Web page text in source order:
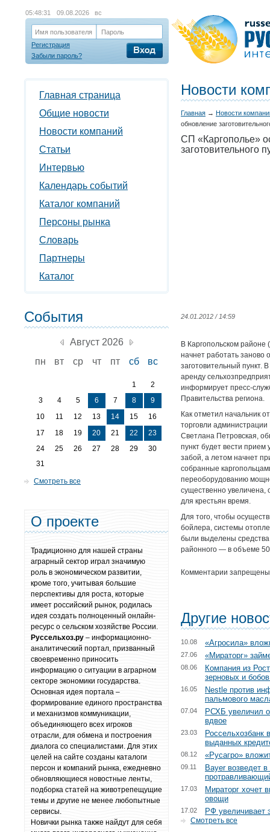
05:48:31 09.08.2026 вс
Имя пользователя
Пароль
Регистрация
Забыли пароль?
Новости
Главная → Новости
обновление
СП «Каргополье»
заготовительного
24.01.2012 / 14:59
В Каргопольском районе
начнет работать заново
заготовительный пункт.
аренду
информирует пресс-
Правительства региона.
Как отметил начальник
торговли администрации
Светлана Петровская,
пункт будет вести прием
забой, а летом начнет
собранные
переоборудованию
существенно увеличена,
для крестьян время.
Для того, чтобы
бойлера, системы
были выделены
районного — в объеме
Комментарии
Другие
«Агросила»
10.08
«Мираторг»
27.06
Компания из
зерновых и
08.06
Nestle против
пальмового
16.05
РСХБ увеличил
вдвое
07.04
Россельхозбанк
выданных
23.03
«Русагро»
08.12
Bayer возведет
09.11
Мираторг хочет
овощи
17.03
РФ увеличивает
17.02
Смотреть все
Главная страница
Общие новости
Новости компаний
Статьи
Интервью
Календарь событий
Каталог компаний
Персоны рынка
Словарь
Партнеры
Каталог
События
Август 2026
пн
вт ср чт пт сб вс
1
2
3
4 5 6 7 8
9
10
11 12 13 14 15
16
17
18 19 20 21 22
23
24
25 26 27 28 29
30
31
Смотреть все
О проекте
Традиционно для нашей страны
аграрный сектор играл значимую
роль в экономическом развитии,
кроме того, учитывая большие
перспективы для роста, которые
имеет российский рынок, родилась
идея создать полноценный онлайн-
ресурс о сельском хозяйстве России.
Руссельхоз.ру – информационно-
аналитический портал, призванный
своевременно приносить
информацию о ситуации в аграрном
секторе экономики государства.
Основная идея портала –
формирование единого пространства
и механизмов коммуникации,
объединяющего всех игроков
отрасли, для обмена и построения
диалога со специалистами. Для этих
целей на сайте созданы каталоги
персон и компаний рынка, ежедневно
обновляющиеся новостные ленты,
подборка статей на животрепещущие
темы и другие не менее любопытные
сервисы.
Новички рынка также найдут для себя